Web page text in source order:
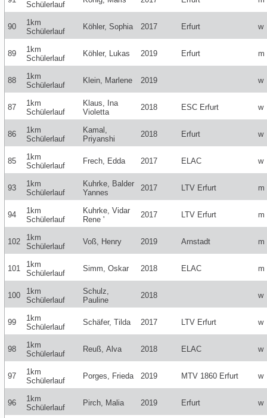
Schülerlauf
90
1km
Schülerlauf
Köhler, Sophia 2017 Erfurt w
89
1km
Schülerlauf
Köhler, Lukas 2019 Erfurt m
88
1km
Schülerlauf
Klein, Marlene 2019 w
87
1km
Schülerlauf
Klaus, Ina
Violetta
2018 ESC Erfurt w
86
1km
Schülerlauf
Kamal,
Priyanshi
2018 Erfurt w
85
1km
Schülerlauf
Frech, Edda 2017 ELAC w
93
1km
Schülerlauf
Kuhrke, Balder
Yannes
2017 LTV Erfurt m
94
1km
Schülerlauf
Kuhrke, Vidar
Rene '
2017 LTV Erfurt m
102
1km
Schülerlauf
Voß, Henry 2019 Arnstadt m
101
1km
Schülerlauf
Simm, Oskar 2018 ELAC m
100
1km
Schülerlauf
Schulz,
Pauline
2018 w
99
1km
Schülerlauf
Schäfer, Tilda 2017 LTV Erfurt w
98
1km
Schülerlauf
Reuß, Alva 2018 ELAC w
97
1km
Schülerlauf
Porges, Frieda 2019 MTV 1860 Erfurt w
96
1km
Schülerlauf
Pirch, Malia 2019 Erfurt w